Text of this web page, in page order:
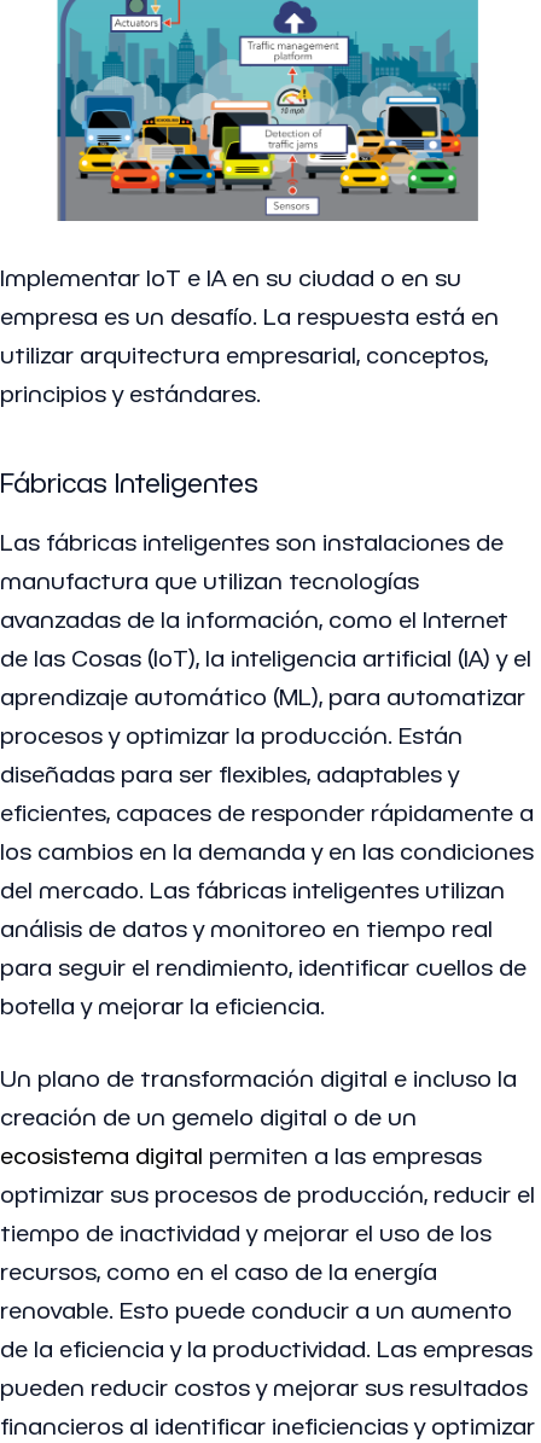
Implementar IoT e IA en su ciudad o en su
empresa es un desafío. La respuesta está en
utilizar arquitectura empresarial, conceptos,
principios y estándares.
Fábricas Inteligentes
Las fábricas inteligentes son instalaciones de
manufactura que utilizan tecnologías
avanzadas de la información, como el Internet
de las Cosas (IoT), la inteligencia artificial (IA) y el
aprendizaje automático (ML), para automatizar
procesos y optimizar la producción. Están
diseñadas para ser flexibles, adaptables y
eficientes, capaces de responder rápidamente a
los cambios en la demanda y en las condiciones
del mercado. Las fábricas inteligentes utilizan
análisis de datos y monitoreo en tiempo real
para seguir el rendimiento, identificar cuellos de
botella y mejorar la eficiencia.
Un plano de transformación digital e incluso la
creación de un gemelo digital o de un
ecosistema digital permiten a las empresas
optimizar sus procesos de producción, reducir el
tiempo de inactividad y mejorar el uso de los
recursos, como en el caso de la energía
renovable. Esto puede conducir a un aumento
de la eficiencia y la productividad. Las empresas
pueden reducir costos y mejorar sus resultados
financieros al identificar ineficiencias y optimizar